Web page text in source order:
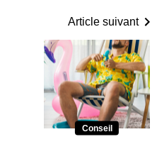
Article suivant
Conseil